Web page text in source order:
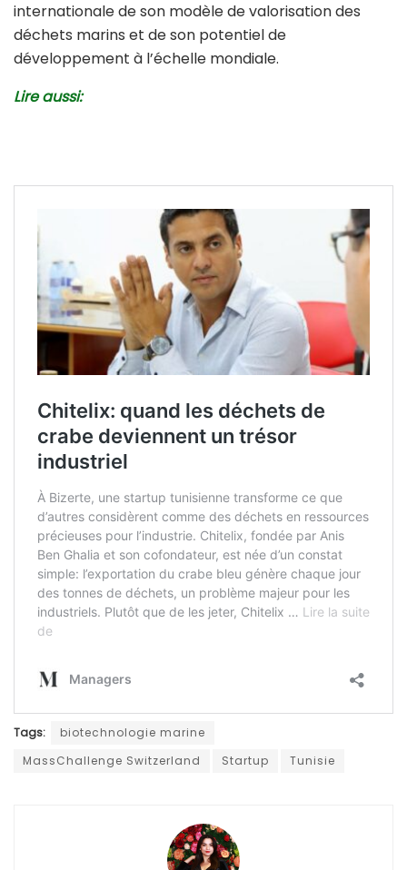
internationale de son modèle de valorisation des
déchets marins et de son potentiel de
développement à l’échelle mondiale.
Lire aussi:
Tags:
biotechnologie marine
MassChallenge Switzerland
Startup Tunisie